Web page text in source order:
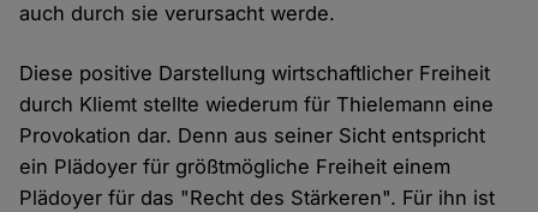
auch durch sie verursacht werde.
Diese positive Darstellung wirtschaftlicher Freiheit
durch Kliemt stellte wiederum für Thielemann eine
Provokation dar. Denn aus seiner Sicht entspricht
ein Plädoyer für größtmögliche Freiheit einem
Plädoyer für das "Recht des Stärkeren". Für ihn ist